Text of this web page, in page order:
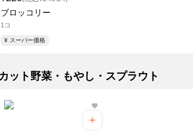
ブロッコリー
1コ
¥ スーパー価格
カット野菜・もやし・スプラウト